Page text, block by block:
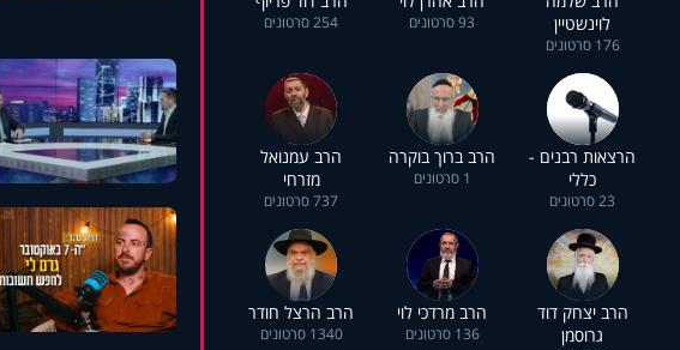
לוינשטיין
176 סרטונים
93 סרטונים 254 סרטונים
הרצאות רבנים -
כללי
23 סרטונים
הרב ברוך בוקרה
1 סרטונים
הרב עמנואל
מזרחי
737 סרטונים
הרב יצחק דוד
גרוסמן
הרב מרדכי לוי
136 סרטונים
הרב הרצל חודר
1340 סרטונים